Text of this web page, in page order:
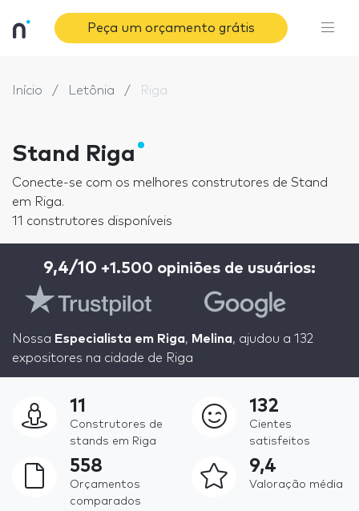
Peça um orçamento grátis
Início Letônia Riga
Stand Riga
Conecte-se com os melhores construtores de Stand
em Riga.
11 construtores disponíveis
9,4/10 +1.500 opiniões de usuários:
Nossa Especialista em Riga, Melina, ajudou a 132
expositores na cidade de Riga
11
Construtores de
stands em Riga
132
Cientes
satisfeitos
558
Orçamentos
comparados
9,4
Valoração média